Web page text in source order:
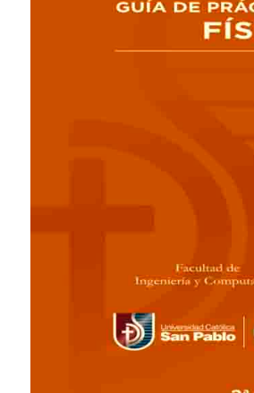
Profesores Antiguos Alumnos
Biblioteca